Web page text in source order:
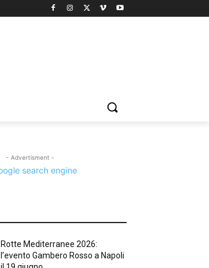
- Advertisment -
Rotte Mediterranee 2026:
l’evento Gambero Rosso a Napoli